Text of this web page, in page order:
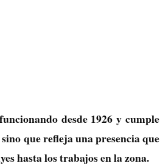
desde 1926 y cumple
que refleja una presencia que
hasta los trabajos en la zona.